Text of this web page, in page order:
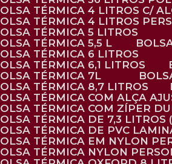
BOLSA TÉRMICA 4 LITROS C/
BOLSA TÉRMICA 4 LITROS
BOLSA TÉRMICA 5 LITROS
BOLSA TÉRMICA 5,5 L
BOLSA TÉRMICA 6 LITROS
BOLSA TÉRMICA 6,1 LITROS
BOLSA TÉRMICA 7L
BOLSA TÉRMICA 8,7 LITROS
BOLSA TÉRMICA COM ALÇA
BOLSA TÉRMICA COM ZÍPER
BOLSA TÉRMICA DE 7,3 LITROS
BOLSA TÉRMICA DE PVC
BOLSA TÉRMICA EM NYLON
BOLSA TÉRMICA NYLON